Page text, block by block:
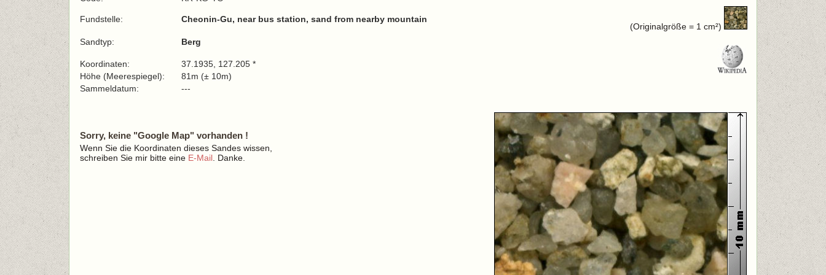
(Originalgröße = 1 cm²)
Fundstelle: Cheonin-Gu, near bus station, sand from nearby mountain
Sandtyp: Berg
Koordinaten:
37.1935, 127.205 *
Höhe (Meerespiegel):
81m (± 10m)
Sammeldatum:
---
Sorry, keine "Google Map" vorhanden !
Wenn Sie die Koordinaten dieses Sandes wissen,
schreiben Sie mir bitte eine E-Mail . Danke.